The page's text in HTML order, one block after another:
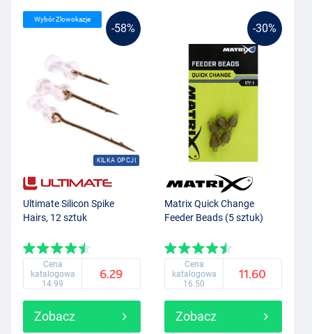
-58%
KILKA OPCJI
Wybór Zlowokazje
Ultimate Silicon Spike
Hairs, 12 sztuk
Cena
katalogowa
14.99
6.29
Zobacz
-30%
Matrix Quick Change
Feeder Beads (5 sztuk)
Cena
katalogowa
16.50
11.60
Zobacz